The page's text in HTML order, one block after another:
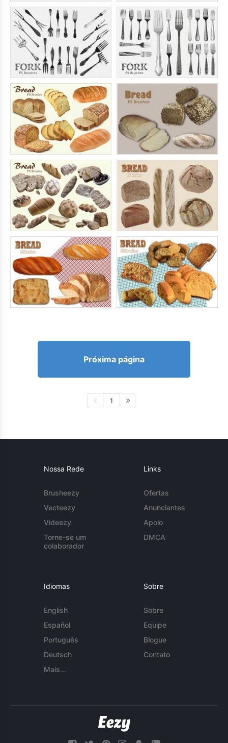
Próxima página
1
Nossa Rede
Brusheezy
Vecteezy
Videezy
Torne-se um
colaborador
Links
Ofertas
Anunciantes
Apoio
DMCA
Idiomas
English
Español
Português
Deutsch
Mais...
Sobre
Sobre
Equipe
Blogue
Contato